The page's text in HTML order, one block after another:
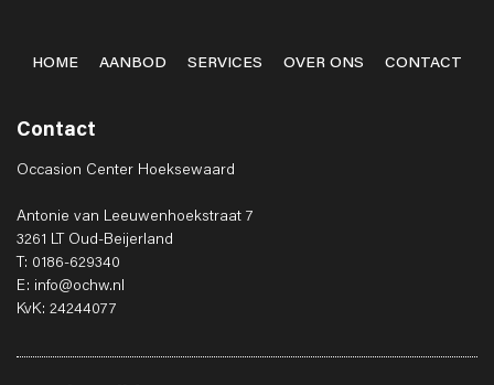
HOME AANBOD SERVICES OVER ONS CONTACT
Contact
Occasion Center Hoeksewaard
Antonie van Leeuwenhoekstraat 7
3261 LT Oud-Beijerland
T: 0186-629340
E: info@ochw.nl
KvK: 24244077